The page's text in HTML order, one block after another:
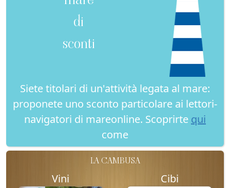
di
sconti
Siete titolari di un'attività legata al mare:
proponete uno sconto particolare ai lettori-
navigatori di mareonline. Scoprirte qui
come
LA CAMBUSA
Vini Cibi